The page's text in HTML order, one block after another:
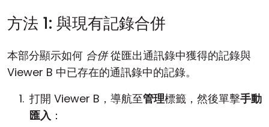
方法 1: 與現有記錄合併
本部分顯示如何 合併從匯出通訊錄中獲得的記錄與
Viewer B 中已存在的通訊錄中的記錄。
打開 Viewer B，導航至管理標籤，然後單擊手動
匯入：